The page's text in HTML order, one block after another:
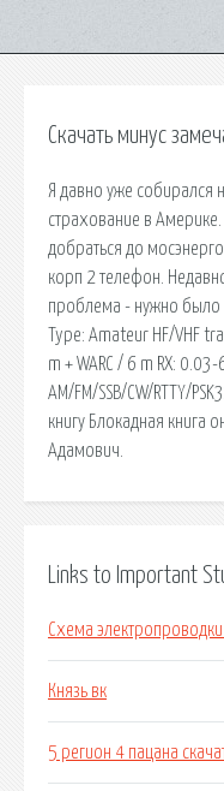
Скачать минус
Я давно уже собирался
страхование в
добраться до
корп 2 телефон.
проблема - нужно было
Type: Amateur HF/VHF
m + WARC / 6 m RX:
AM/FM/SSB/CW/RTTY/
книгу Блокадная книга
Адамович.
Links to Important
Схема
Князь вк
5 регион 4 пацана